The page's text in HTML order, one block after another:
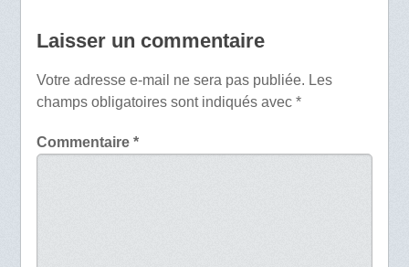
Laisser un commentaire
Votre adresse e-mail ne sera pas publiée. Les
champs obligatoires sont indiqués avec *
Commentaire *